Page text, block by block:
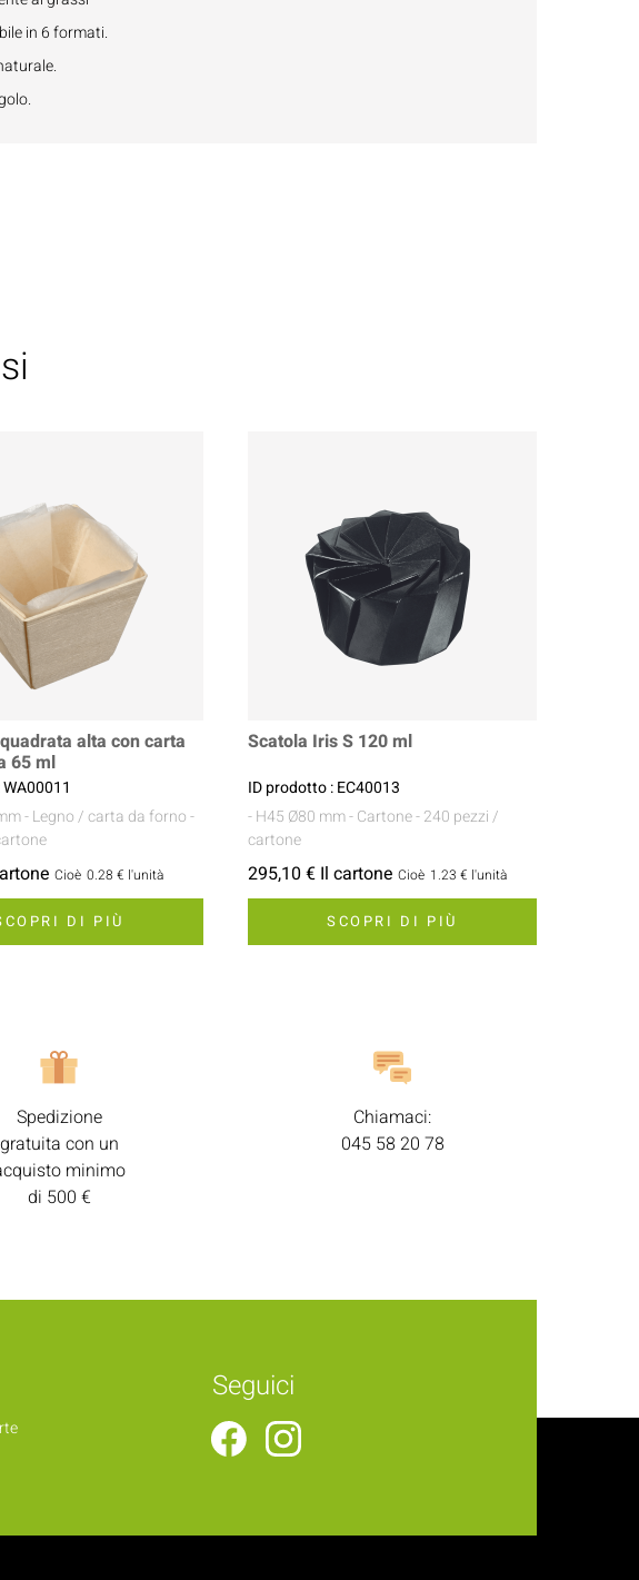
in 6 formati.
alta con carta
65 ml
- Legno / carta da forno-
Cioè 0.28 € l'unità
DI PIÙ
Scatola Iris S 120 ml
ID prodotto : EC40013
- H45 Ø80 mm- Cartone- 240 pezzi /
cartone
295,10 € Il cartone Cioè 1.23 € l'unità
SCOPRI DI PIÙ
Spedizione
gratuita con un
minimo
di 500 €
Chiamaci:
045 58 20 78
Seguici